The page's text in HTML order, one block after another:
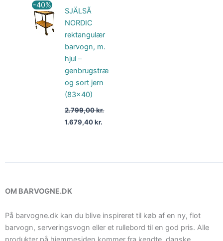
-40%
SJÄLSÃ
NORDIC
rektangulær
barvogn, m.
hjul –
genbrugstræ
og sort jern
(83×40)
2.799,00kr.
oprindelige
pris
var:
2.799,00 kr..
1.679,40kr.
1.679,40 kr..
OM BARVOGNE.DK
På barvogne.dk kan du blive inspireret til køb af en ny, flot
barvogn, serveringsvogn eller et rullebord til en god pris. Alle